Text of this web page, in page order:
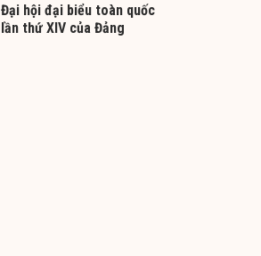
Đại hội đại biểu toàn quốc
lần thứ XIV của Đảng